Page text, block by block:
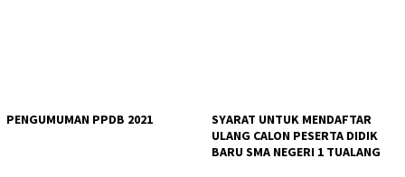
PENGUMUMAN PPDB 2021
SYARAT UNTUK MENDAFTAR
ULANG CALON PESERTA DIDIK
BARU SMA NEGERI 1 TUALANG